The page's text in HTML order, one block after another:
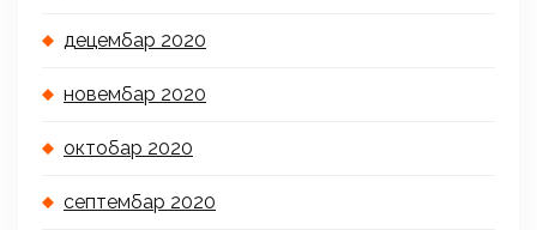
децембар 2020
новембар 2020
октобар 2020
септембар 2020